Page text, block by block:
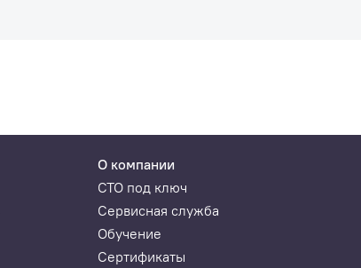
О компании
СТО под ключ
Сервисная служба
Обучение
Сертификаты